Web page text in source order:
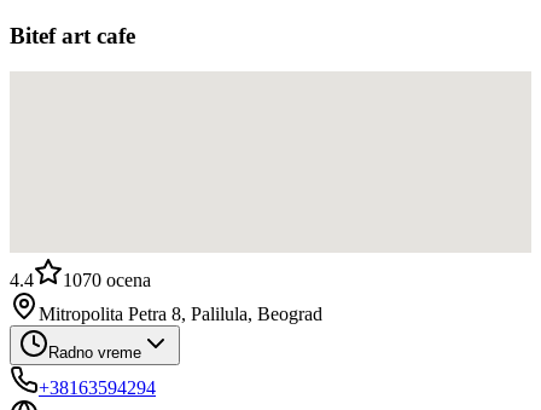
Bitef art cafe
4.4 1070 ocena
Mitropolita Petra 8, Palilula, Beograd
Radno vreme
+38163594294